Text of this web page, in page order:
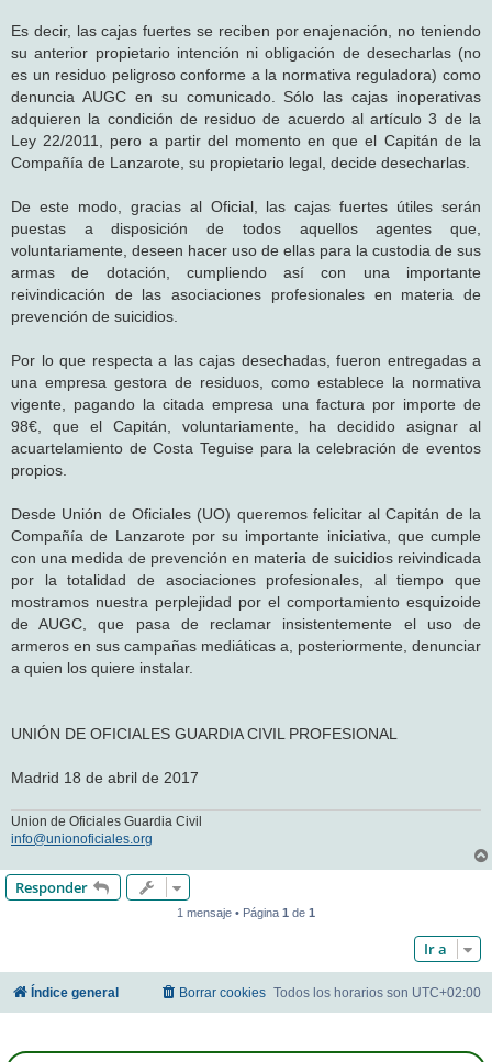
Es decir, las cajas fuertes se reciben por enajenación, no teniendo
su anterior propietario intención ni obligación de desecharlas (no
es un residuo peligroso conforme a la normativa reguladora) como
denuncia AUGC en su comunicado. Sólo las cajas inoperativas
adquieren la condición de residuo de acuerdo al artículo 3 de la
Ley 22/2011, pero a partir del momento en que el Capitán de la
Compañía de Lanzarote, su propietario legal, decide desecharlas.
De este modo, gracias al Oficial, las cajas fuertes útiles serán
puestas a disposición de todos aquellos agentes que,
voluntariamente, deseen hacer uso de ellas para la custodia de sus
armas de dotación, cumpliendo así con una importante
reivindicación de las asociaciones profesionales en materia de
prevención de suicidios.
Por lo que respecta a las cajas desechadas, fueron entregadas a
una empresa gestora de residuos, como establece la normativa
vigente, pagando la citada empresa una factura por importe de
98€, que el Capitán, voluntariamente, ha decidido asignar al
acuartelamiento de Costa Teguise para la celebración de eventos
propios.
Desde Unión de Oficiales (UO) queremos felicitar al Capitán de la
Compañía de Lanzarote por su importante iniciativa, que cumple
con una medida de prevención en materia de suicidios reivindicada
por la totalidad de asociaciones profesionales, al tiempo que
mostramos nuestra perplejidad por el comportamiento esquizoide
de AUGC, que pasa de reclamar insistentemente el uso de
armeros en sus campañas mediáticas a, posteriormente, denunciar
a quien los quiere instalar.
UNIÓN DE OFICIALES GUARDIA CIVIL PROFESIONAL
Madrid 18 de abril de 2017
Union de Oficiales Guardia Civil
info@unionoficiales.org
Responder
1 mensaje • Página 1 de 1
Ir a
Índice general Todos los horarios son UTC+02:00
Borrar cookies